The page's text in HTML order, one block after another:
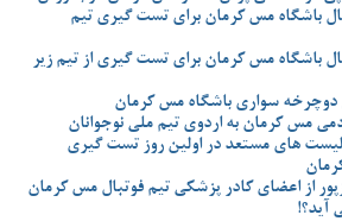
باشگاه مس کرمان برای تست گیری تیم
باشگاه مس کرمان برای تست گیری از تیم زیر
دوچرخه سواری باشگاه مس کرمان
مس کرمان به اردوی تیم ملی نوجوانان
های مستعد در اولین روز تست گیری
از اعضای کادر پزشکی تیم فوتبال مس کرمان